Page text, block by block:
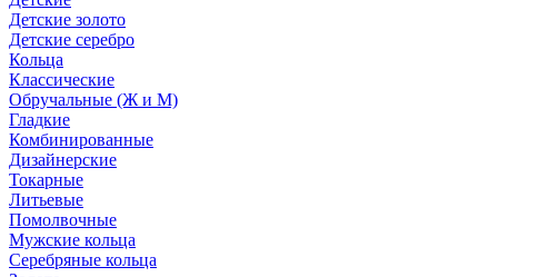
Детские золото
Детские серебро
Кольца
Классические
Обручальные (Ж и М)
Гладкие
Комбинированные
Дизайнерские
Токарные
Литьевые
Помолвочные
Мужские кольца
Серебряные кольца